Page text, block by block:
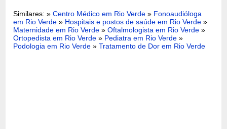
Similares: »Centro Médico em Rio Verde » Fonoaudióloga
em Rio Verde » Hospitais e postos de saúde em Rio Verde »
Maternidade em Rio Verde »Oftalmologista em Rio Verde »
Ortopedista em Rio Verde » Pediatra em Rio Verde »
Podologia em Rio Verde »Tratamento de Dor em Rio Verde